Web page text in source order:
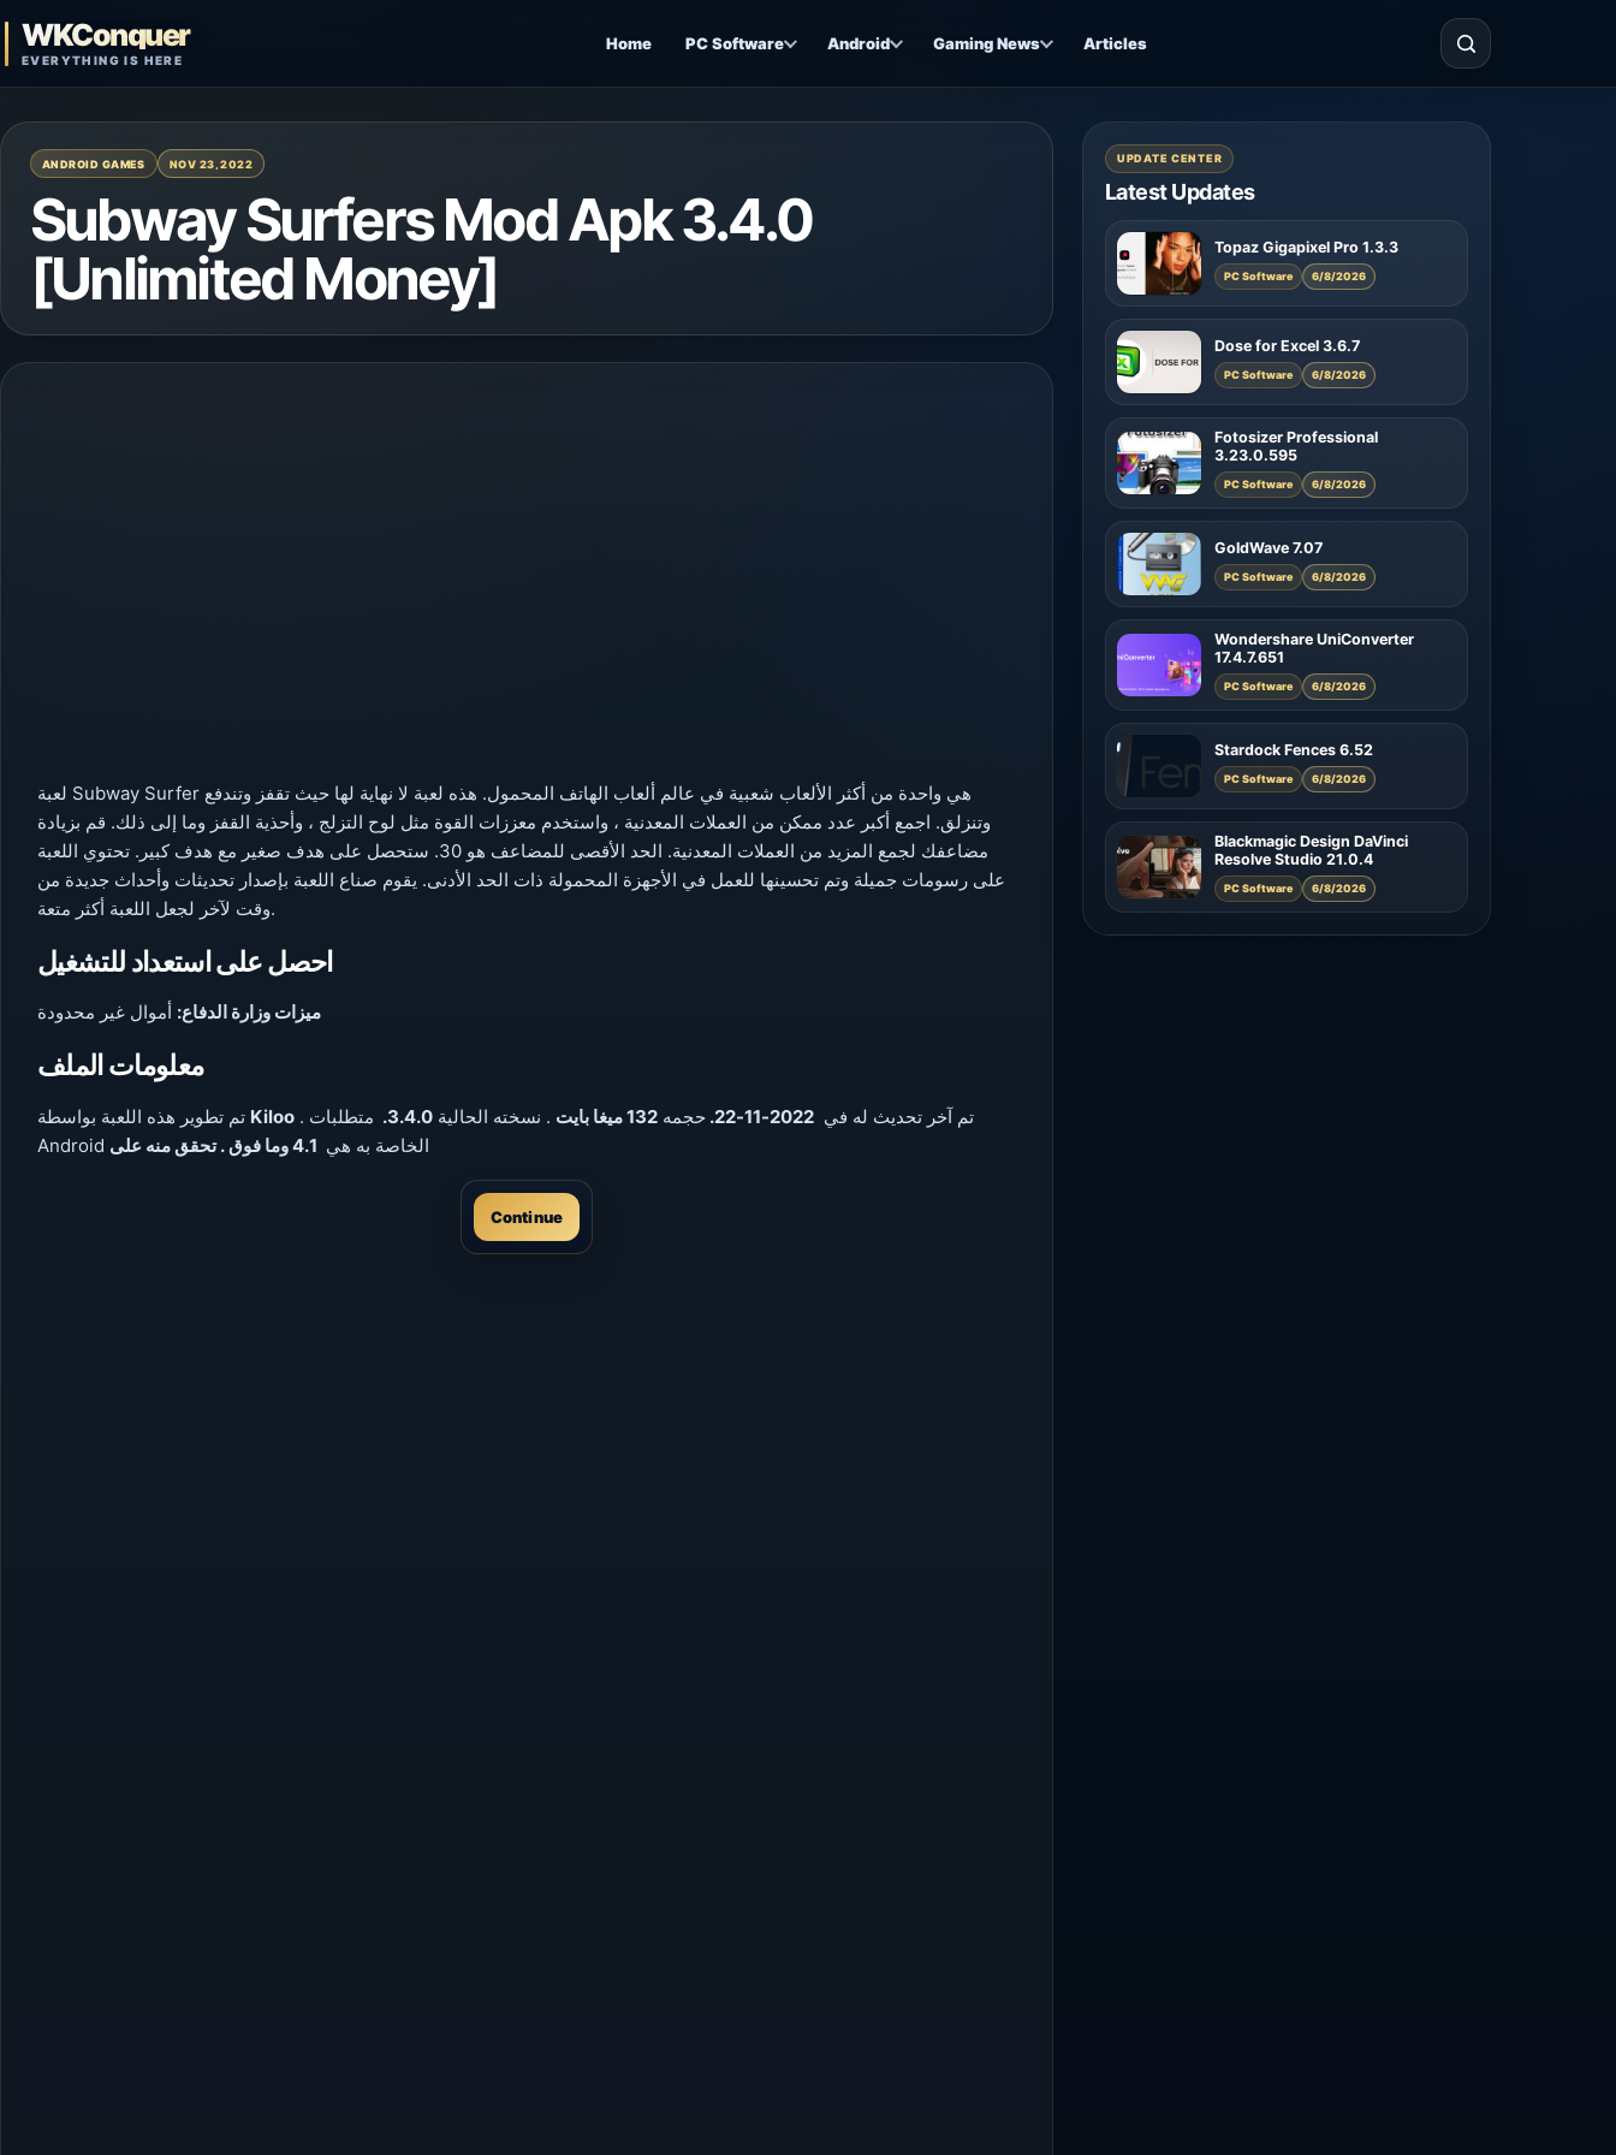
WKConquer
EVERYTHING IS HERE
Home PC Software Android Gaming News Articles
Open search
ANDROID GAMES NOV 23, 2022
Subway Surfers Mod Apk 3.4.0
[Unlimited Money]
لعبة Subway Surfer هي واحدة من أكثر الألعاب شعبية في عالم ألعاب الهاتف المحمول. هذه لعبة لا نهاية لها حيث تقفز وتندفع
وتنزلق. اجمع أكبر عدد ممكن من العملات المعدنية ، واستخدم معززات القوة مثل لوح التزلج ، وأحذية القفز وما إلى ذلك. قم بزيادة
مضاعفك لجمع المزيد من العملات المعدنية. الحد الأقصى للمضاعف هو 30. ستحصل على هدف صغير مع هدف كبير. تحتوي اللعبة
على رسومات جميلة وتم تحسينها للعمل في الأجهزة المحمولة ذات الحد الأدنى. يقوم صناع اللعبة بإصدار تحديثات وأحداث جديدة من
وقت لآخر لجعل اللعبة أكثر متعة.
احصل على استعداد للتشغيل
ميزات وزارة الدفاع: أموال غير محدودة
معلومات الملف
Kiloo . تم آخر تحديث له في 2022-11-22. حجمه 132 ميغا بايت . نسخته الحالية 3.4.0.
متطلبات
Android الخاصة به هي 4.1 وما فوق
Continue
UPDATE CENTER
Latest Updates
Topaz Gigapixel Pro 1.3.3
PC Software 6/8/2026
Dose for Excel 3.6.7
PC Software 6/8/2026
Fotosizer Professional
3.23.0.595
PC Software 6/8/2026
GoldWave 7.07
PC Software 6/8/2026
Wondershare UniConverter
17.4.7.651
PC Software 6/8/2026
Stardock Fences 6.52
PC Software 6/8/2026
Blackmagic Design DaVinci
Resolve Studio 21.0.4
PC Software 6/8/2026